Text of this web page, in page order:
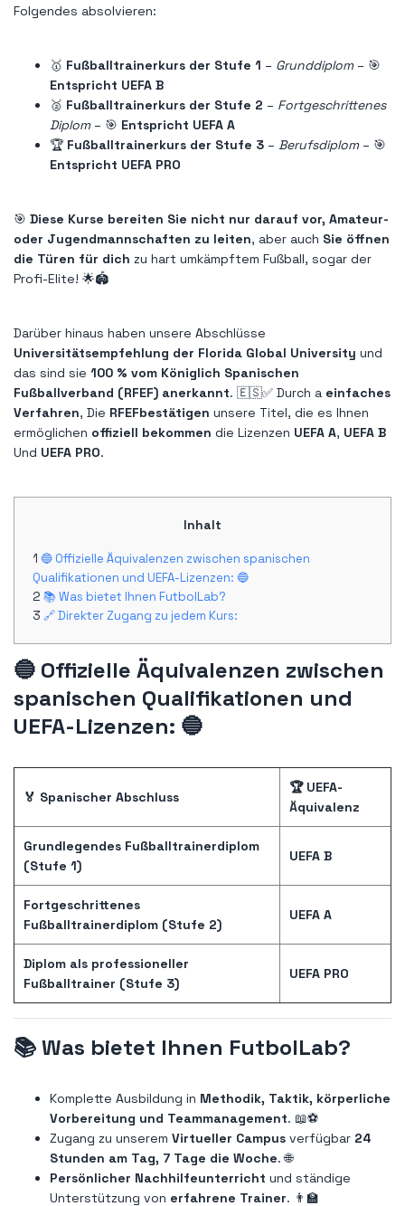
Folgendes absolvieren:
🥇 Fußballtrainerkurs der Stufe 1 – Grunddiplom– 🎯
Entspricht UEFA B
🥈 Fußballtrainerkurs der Stufe 2 – Fortgeschrittenes
Diplom– 🎯 Entspricht UEFA A
🏆 Fußballtrainerkurs der Stufe 3 – Berufsdiplom– 🎯
Entspricht UEFA PRO
🎯 Diese Kurse bereiten Sie nicht nur darauf vor, Amateur-
oder Jugendmannschaften zu leiten, aber auch Sie öffnen
die Türen für dich zu hart umkämpftem Fußball, sogar der
Profi-Elite! 🌟🏟️
Darüber hinaus haben unsere Abschlüsse
Universitätsempfehlung der Florida Global University und
das sind sie 100 % vom Königlich Spanischen
Fußballverband (RFEF) anerkannt. 🇪🇸✅ Durch a einfaches
Verfahren, Die RFEFbestätigen unsere Titel, die es Ihnen
ermöglichen offiziell bekommen die Lizenzen UEFA A, UEFA B
Und UEFA PRO.
Inhalt
🔵 Offizielle Äquivalenzen zwischen spanischen
Qualifikationen und UEFA-Lizenzen: 🔵
📚 Was bietet Ihnen FutbolLab?
🔗 Direkter Zugang zu jedem Kurs:
🔵 Offizielle Äquivalenzen zwischen
spanischen Qualifikationen und
UEFA-Lizenzen: 🔵
🏅 Spanischer Abschluss
🏆 UEFA-
Äquivalenz
Grundlegendes Fußballtrainerdiplom
(Stufe 1)
UEFA B
Fortgeschrittenes
Fußballtrainerdiplom (Stufe 2)
UEFA A
Diplom als professioneller
Fußballtrainer (Stufe 3)
UEFA PRO
📚Was bietet Ihnen FutbolLab?
Komplette Ausbildung in Methodik, Taktik, körperliche
Vorbereitung und Teammanagement. 📖⚽
Zugang zu unserem Virtueller Campus verfügbar 24
Stunden am Tag, 7 Tage die Woche. 🌐
Persönlicher Nachhilfeunterricht und ständige
Unterstützung von erfahrene Trainer. 👨‍🏫